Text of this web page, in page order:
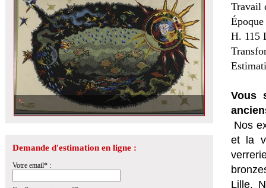
Demande d'estimation en ligne :
Votre email* :
Travail
H. 115
Vous
Nos
et la
Lille,